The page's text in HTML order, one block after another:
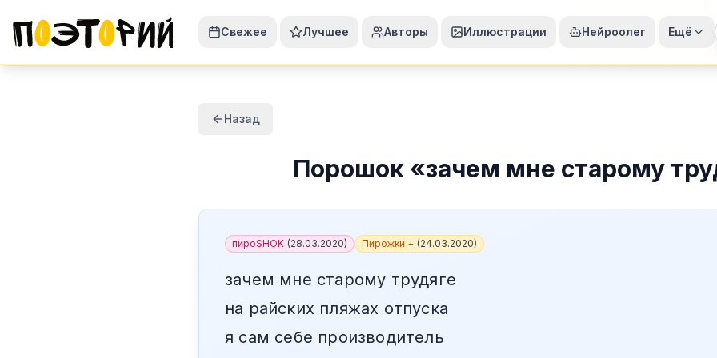
Свежее Лучшее Авторы Иллюстрации Нейроолег Ещё
Назад
Порошок«зачем мне старому
пироSHOK (28.03.2020) Пирожки + (24.03.2020)
зачем мне старому трудяге
на райских пляжах отпуска
я сам себе производитель